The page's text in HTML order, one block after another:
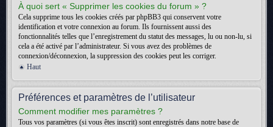
À quoi sert « Supprimer les cookies du forum » ?
Cela supprime tous les cookies créés par phpBB3 qui conservent votre
identification et votre connexion au forum. Ils fournissent aussi des
fonctionnalités telles que l’enregistrement du statut des messages, lu ou non-lu, si
cela a été activé par l’administrateur. Si vous avez des problèmes de
connexion/déconnexion, la suppression des cookies peut les corriger.
Haut
Préférences et paramètres de l’utilisateur
Comment modifier mes paramètres ?
Tous vos paramètres (si vous êtes inscrit) sont enregistrés dans notre base de